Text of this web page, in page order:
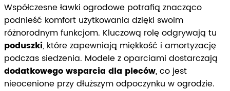
Współczesne ławki ogrodowe potrafią znacząco
podnieść komfort użytkowania dzięki swoim
różnorodnym funkcjom. Kluczową rolę odgrywają tu
poduszki, które zapewniają miękkość i amortyzację
podczas siedzenia. Modele z oparciami dostarczają
dodatkowego wsparcia dla pleców, co jest
nieocenione przy dłuższym odpoczynku w ogrodzie.